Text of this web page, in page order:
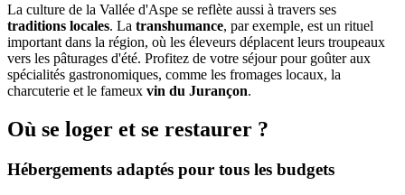
La culture de la Vallée d'Aspe se reflète aussi à travers ses
traditions locales. La transhumance, par exemple, est un rituel
important dans la région, où les éleveurs déplacent leurs troupeaux
vers les pâturages d'été. Profitez de votre séjour pour goûter aux
spécialités gastronomiques, comme les fromages locaux, la
charcuterie et le fameux vin du Jurançon.
Où se loger et se restaurer ?
Hébergements adaptés pour tous les budgets